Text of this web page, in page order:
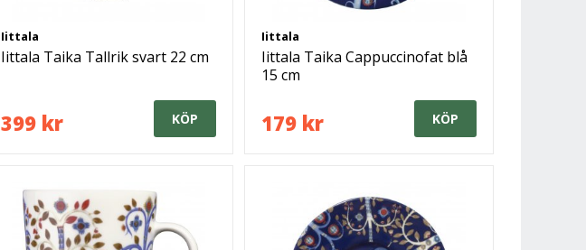
Iittala
Iittala Taika Tallrik svart 22 cm
399 kr KÖP
Iittala
Iittala Taika Cappuccinofat blå
15 cm
179 kr KÖP